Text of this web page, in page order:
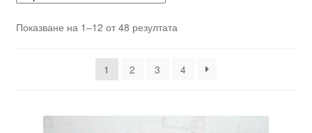
Количка
Плащанията
Показване на 1–12 от 48 резултатаSorted
1
2 3 4